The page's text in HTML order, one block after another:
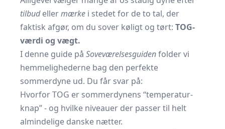
tilbudellermærke i stedet for de to tal, der
faktisk afgør, om du sover køligt og tørt: TOG-
værdi og vægt.
I denne guide på Soveværelsesguidenfolder vi
hemmelighederne bag den perfekte
sommerdyne ud. Du får svar på:
Hvorfor TOG er sommerdynens “temperatur­
knap” - og hvilke niveauer der passer til helt
almindelige danske nætter.